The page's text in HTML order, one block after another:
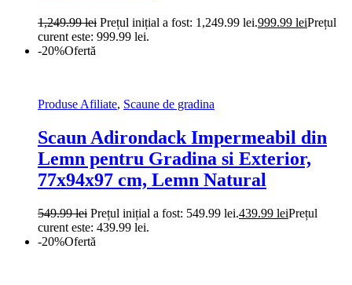
1,249.99lei Prețul inițial a fost: 1,249.99 lei.999.99 leiPrețul
curent este: 999.99 lei.
-20%Ofertă
Produse Afiliate, Scaune de gradina
Scaun Adirondack Impermeabil din
Lemn pentru Gradina si Exterior,
77x94x97 cm, Lemn Natural
549.99lei Prețul inițial a fost: 549.99 lei.439.99 leiPrețul
curent este: 439.99 lei.
-20%Ofertă